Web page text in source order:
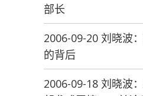
部长
2006-09-20 刘晓波
的背后
2006-09-18 刘晓波